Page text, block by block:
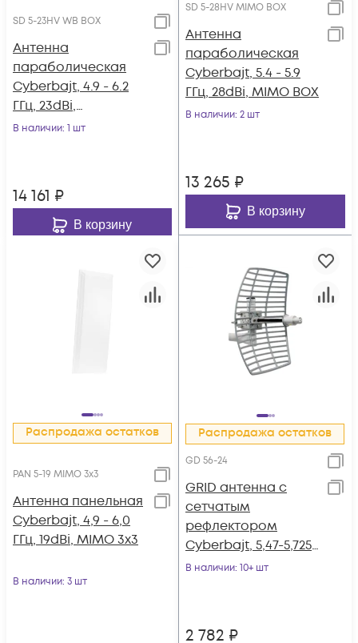
SD 5-23HV WB BOX
Антенна
параболическая
Cyberbajt, 4.9 - 6.2
ГГц, 23dBi,
двухполяризационн
В наличии: 1 шт
14 161 ₽
В корзину
SD 5-28HV MIMO BOX
Антенна
параболическая
Cyberbajt, 5.4 - 5.9
ГГц, 28dBi, MIMO BOX
В наличии: 2 шт
13 265 ₽
В корзину
Распродажа остатков
PAN 5-19 MIMO 3x3
Антенна панельная
Cyberbajt, 4,9 - 6,0
ГГц, 19dBi, MIMO 3x3
В наличии: 3 шт
Распродажа остатков
GD 56-24
GRID антенна с
сетчатым
рефлектором
Cyberbajt, 5,47-5,725
ГГц, 24 dBi
В наличии: 10+ шт
2 782 ₽